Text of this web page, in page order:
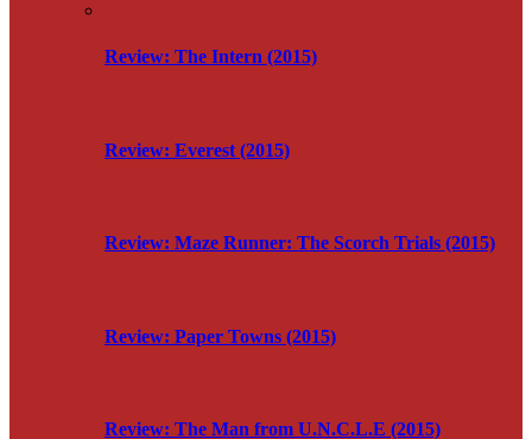
Review: The Intern (2015)
Review: Everest (2015)
Review: Maze Runner: The Scorch Trials (2015)
Review: Paper Towns (2015)
Review: The Man from U.N.C.L.E (2015)